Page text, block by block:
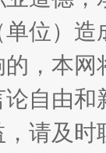
魏明亮
位）
，本
自由
请及